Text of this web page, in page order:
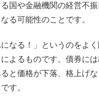
国や金融機関の経営不
る可能性のことです。
になる！」というのをよ
よるものです。債券に
と価格が下落、格上げ
す。